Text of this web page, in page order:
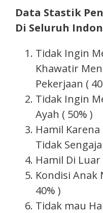
Data Stastik
Di Seluruh
Tidak Ingin
Khawatir
Pekerjaan (
Tidak Ingin
Ayah ( 50% )
Hamil
Tidak
Hamil Di Luar
Kondisi Anak
40% )
Tidak mau